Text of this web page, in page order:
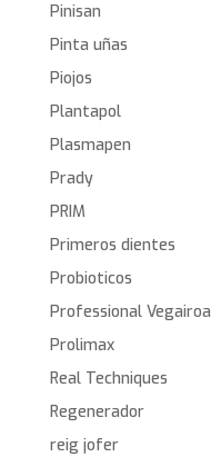
Pinisan
Pinta uñas
Piojos
Plantapol
Plasmapen
Prady
PRIM
Primeros dientes
Probioticos
Professional Vegairoa
Prolimax
Real Techniques
Regenerador
reig jofer